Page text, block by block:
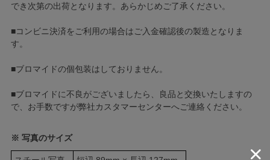
でき次第の出荷となります。あらかじめご了承ください。
■コンビニ決済をご利用の場合はご入金確認後の製造となりま
す。
■ブロマイドの個包装はしておりません。
■ブロマイドに不良がございましたら、良品と交換いたしますの
で、お手数ですが弊社カスタマーセンターへご連絡ください。
※ 写真のサイズ